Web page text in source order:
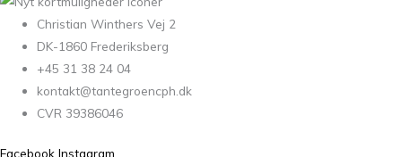
Christian Winthers Vej 2
DK-1860 Frederiksberg
+45 31 38 24 04
kontakt@tantegroencph.dk
CVR 39386046
Facebook Instagram